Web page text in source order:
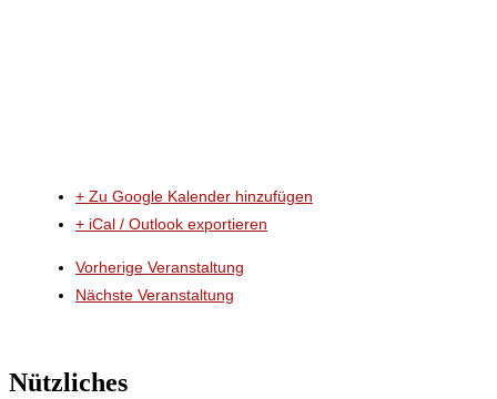
+ Zu Google Kalender hinzufügen
+ iCal / Outlook exportieren
Vorherige Veranstaltung
Nächste Veranstaltung
Nützliches